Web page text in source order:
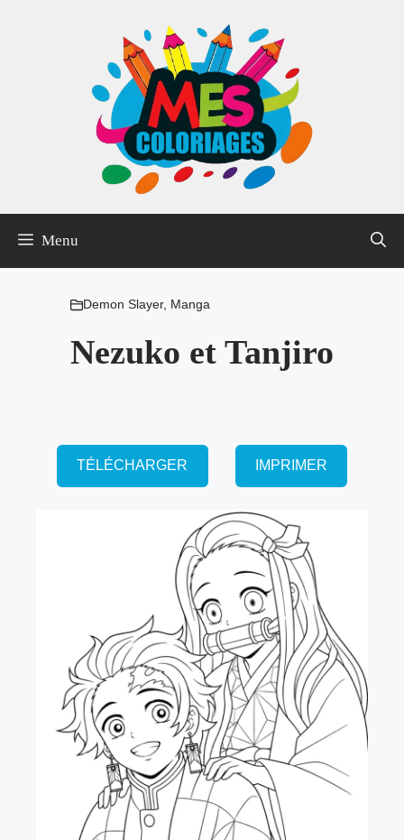
Menu
Demon Slayer, Manga
Nezuko et Tanjiro
TÉLÉCHARGER IMPRIMER